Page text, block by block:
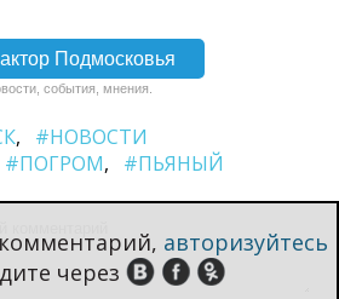
Подмосковья
события, мнения.
#НОВОСТИ
#ПОГРОМ #ПЬЯНЫЙ
авторизуйтесь
через